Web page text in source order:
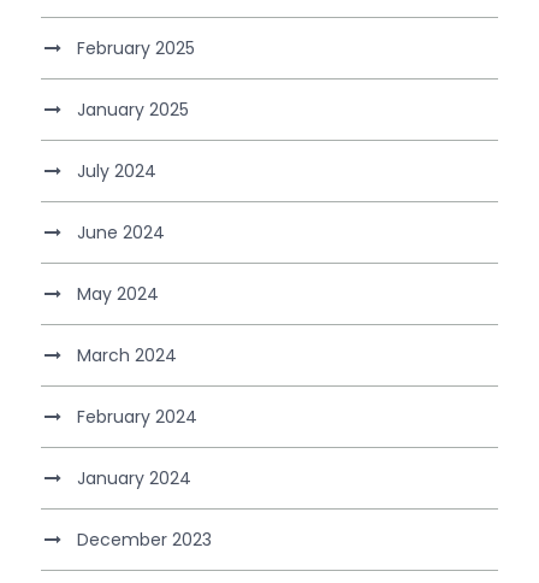
February 2025
January 2025
July 2024
June 2024
May 2024
March 2024
February 2024
January 2024
December 2023